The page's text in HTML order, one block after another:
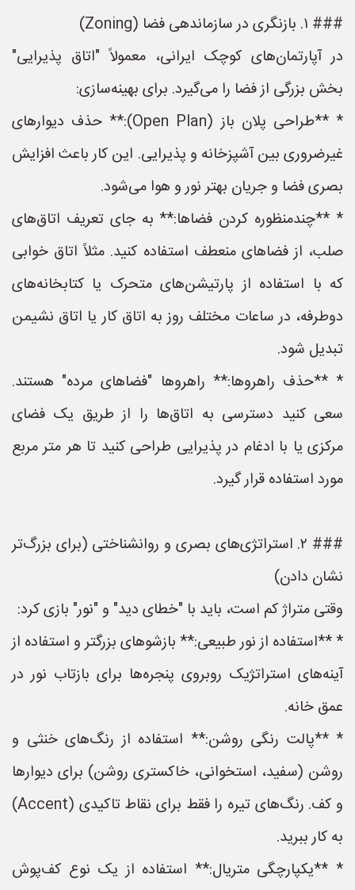
### ۱. بازنگری در سازماندهی فضا (Zoning)
در آپارتمان‌های کوچک ایرانی، معمولاً "اتاق پذیرایی"
بخش بزرگی از فضا را می‌گیرد. برای بهینه‌سازی:
* **طراحی پلان باز (Open Plan):** حذف دیوارهای
غیرضروری بین آشپزخانه و پذیرایی. این کار باعث افزایش
بصری فضا و جریان بهتر نور و هوا می‌شود.
* **چندمنظوره کردن فضاها:** به جای تعریف اتاق‌های
صلب، از فضاهای منعطف استفاده کنید. مثلاً اتاق خوابی
که با استفاده از پارتیشن‌های متحرک یا کتابخانه‌های
دوطرفه، در ساعات مختلف روز به اتاق کار یا اتاق نشیمن
تبدیل شود.
* **حذف راهروها:** راهروها "فضاهای مرده" هستند.
سعی کنید دسترسی به اتاق‌ها را از طریق یک فضای
مرکزی یا با ادغام در پذیرایی طراحی کنید تا هر متر مربع
مورد استفاده قرار گیرد.
### ۲. استراتژی‌های بصری و روانشناختی (برای بزرگ‌تر
نشان دادن)
وقتی متراژ کم است، باید با "خطای دید" و "نور" بازی کرد:
* **استفاده از نور طبیعی:** بازشوهای بزرگتر و استفاده از
آینه‌های استراتژیک روبروی پنجره‌ها برای بازتاب نور در
عمق خانه.
* **پالت رنگی روشن:** استفاده از رنگ‌های خنثی و
روشن (سفید، استخوانی، خاکستری روشن) برای دیوارها
و کف. رنگ‌های تیره را فقط برای نقاط تاکیدی (Accent)
به کار ببرید.
* **یکپارچگی متریال:** استفاده از یک نوع کف‌پوش